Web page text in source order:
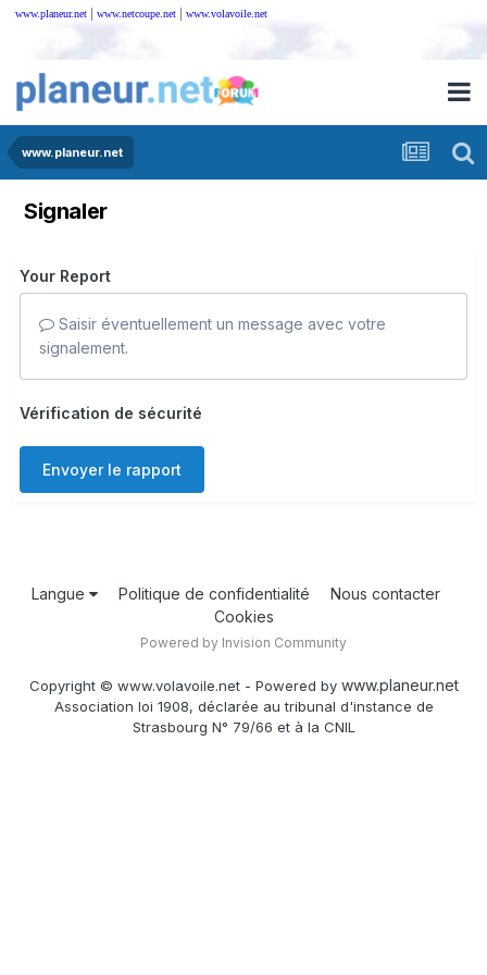
www.planeur.net | www.netcoupe.net | www.volavoile.net
www.planeur.net
Signaler
Your Report
Saisir éventuellement un message avec votre
signalement.
Vérification de sécurité
Envoyer le rapport
Langue Politique de confidentialité
Nous contacter
Cookies
Powered by Invision Community
Copyright © www.volavoile.net - Powered by www.planeur.net
Association loi 1908, déclarée au tribunal d'instance de
Strasbourg N° 79/66 et à la CNIL